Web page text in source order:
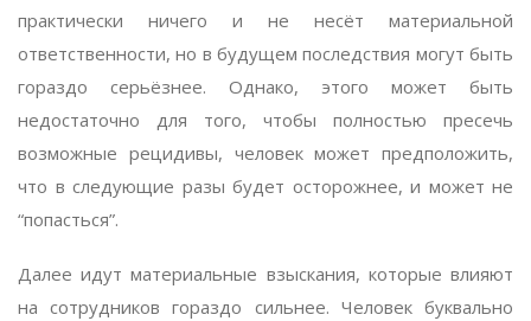
практически ничего и не несёт материальной
ответственности, но в будущем последствия могут быть
гораздо серьёзнее. Однако, этого может быть
недостаточно для того, чтобы полностью пресечь
возможные рецидивы, человек может предположить,
что в следующие разы будет осторожнее, и может не
“попасться”.
Далее идут материальные взыскания, которые влияют
на сотрудников гораздо сильнее. Человек буквально